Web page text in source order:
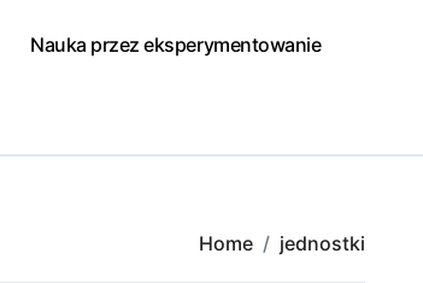
Nauka przez eksperymentowanie
Home jednostki